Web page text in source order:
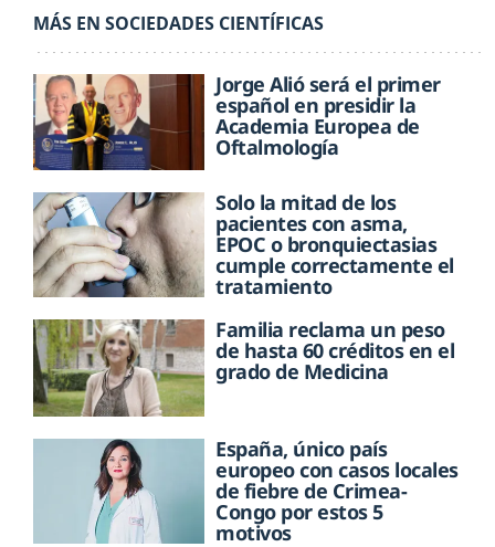
MÁS EN SOCIEDADES CIENTÍFICAS
Jorge Alió será el primer
español en presidir la
Academia Europea de
Oftalmología
Solo la mitad de los
pacientes con asma,
EPOC o bronquiectasias
cumple correctamente el
tratamiento
Familia reclama un peso
de hasta 60 créditos en el
grado de Medicina
España, único país
europeo con casos locales
de fiebre de Crimea-
Congo por estos 5
motivos